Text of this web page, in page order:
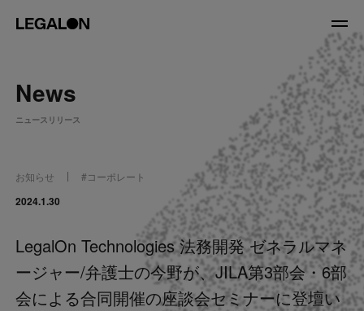
About
役員紹介
Service
News
Recruit
News
ニュースリリース
お知らせ #コーポレート
2024.1.30
LegalOn Technologies 法務開発 ゼネラルマネ
ージャー/弁護士の今野が、JILA第3部会・6部
会による合同開催の座談会セミナーに登壇い